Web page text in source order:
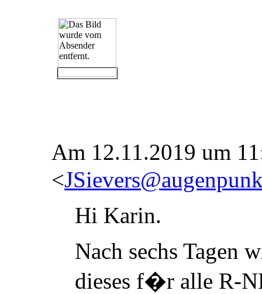
Am 12.11.2019 um
<
Hi Karin.
Nach sechs Tagen
dieses f�r alle R-